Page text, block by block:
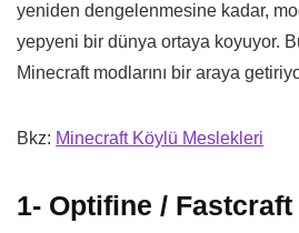
yeniden dengelenmesine kadar,
yepyeni bir dünya ortaya koyuyor.
Minecraft modlarını bir araya
Bkz: Minecraft Köylü Meslekleri
1- Optifine / Fastcraft